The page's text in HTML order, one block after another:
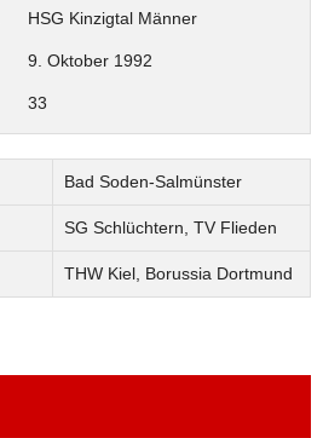
HSG Kinzigtal Männer
9. Oktober 1992
33
Bad Soden-Salmünster
SG Schlüchtern, TV Flieden
THW Kiel, Borussia Dortmund